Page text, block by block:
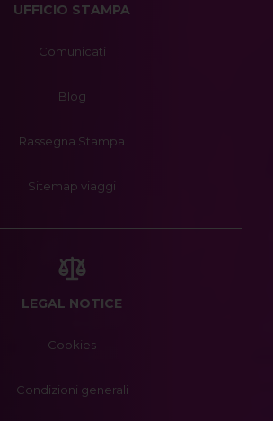
UFFICIO STAMPA
Comunicati
Blog
Rassegna Stampa
Sitemap viaggi
LEGAL NOTICE
Cookies
Condizioni generali